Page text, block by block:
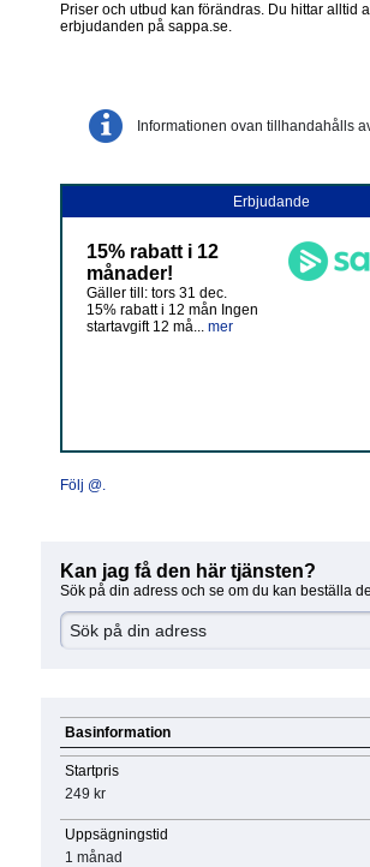
Priser och utbud kan förändras. Du hittar alltid
erbjudanden på sappa.se.
Informationen ovan tillhandahålls
Erbjudande
15% rabatt i 12
månader!
Gäller till: tors 31 dec.
15% rabatt i 12 mån Ingen
startavgift 12 må... mer
Följ @.
Kan jag få den här tjänsten?
Sök på din adress och se om du kan beställa
Basinformation
Startpris
249 kr
Uppsägningstid
1 månad